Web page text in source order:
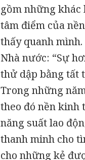
gồm những
tâm điểm của
thấy quanh
Nhà nước: “Sự
thử dập bằng tất
Trong những
theo đó nền kinh
năng suất lao
thanh minh cho
cho những kẻ